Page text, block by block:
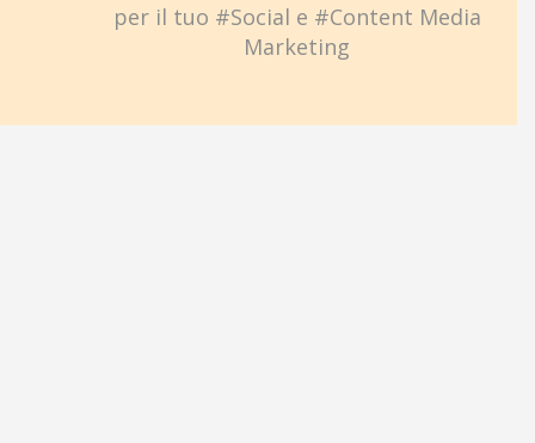
per il tuo #Social e #Content Media
Marketing